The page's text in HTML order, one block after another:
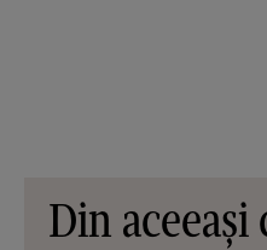
Din aceeași